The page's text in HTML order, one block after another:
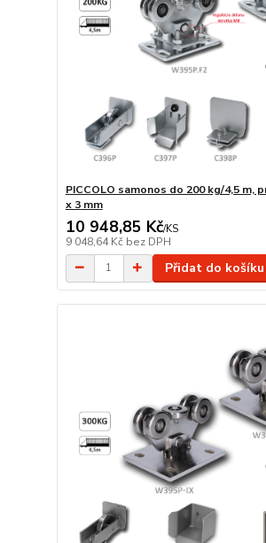
PICCOLO samonos do 200 kg/4,5 m,
x 3 mm
10 948,85 Kč/KS
9 048,64 Kč bez DPH
Přidat do košíku